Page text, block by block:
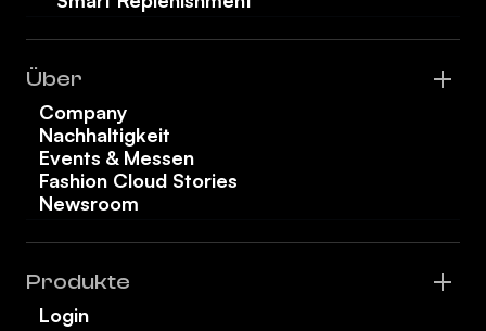
Über
Company
Nachhaltigkeit
Events & Messen
Fashion Cloud Stories
Newsroom
Produkte
Login